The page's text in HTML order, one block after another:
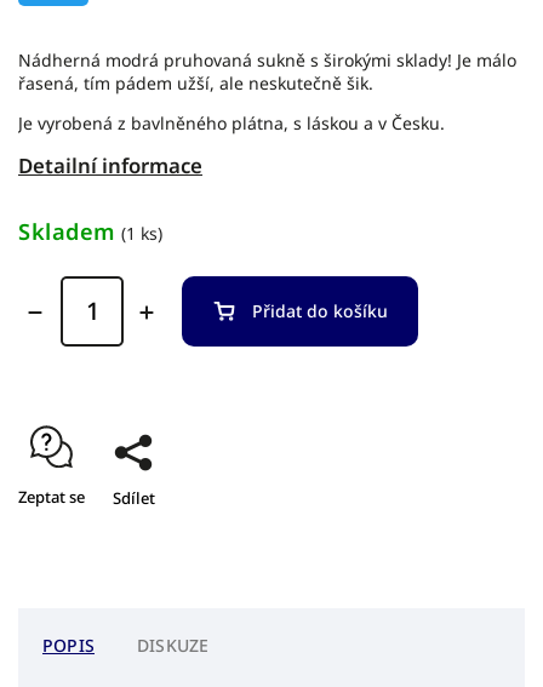
Nádherná modrá pruhovaná sukně s širokými sklady! Je málo
řasená, tím pádem užší, ale neskutečně šik.
Je vyrobená z bavlněného plátna, s láskou a v Česku.
Detailní informace
Skladem (1 ks)
Přidat do košíku
Zeptat se Sdílet
POPIS DISKUZE